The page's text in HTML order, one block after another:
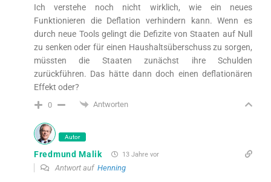
Ich verstehe noch nicht wirklich, wie ein neues
Funktionieren die Deflation verhindern kann. Wenn es
durch neue Tools gelingt die Defizite von Staaten auf Null
zu senken oder für einen Haushaltsüberschuss zu sorgen,
müssten die Staaten zunächst ihre Schulden
zurückführen. Das hätte dann doch einen deflationären
Effekt oder?
0 Antworten
Autor
Fredmund Malik 13 Jahre vor
Antwort auf Henning